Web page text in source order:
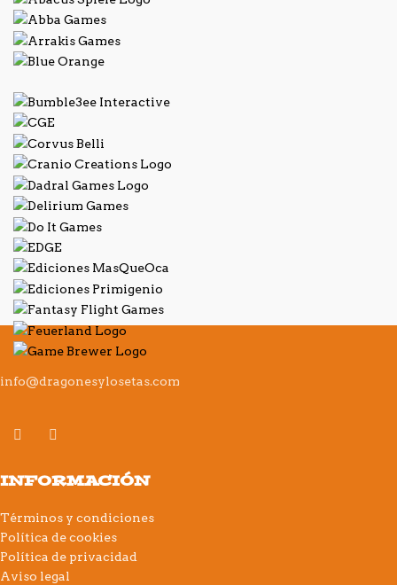
info@dragonesylosetas.com
INFORMACIÓN
Términos y condiciones
Política de cookies
Política de privacidad
Aviso legal